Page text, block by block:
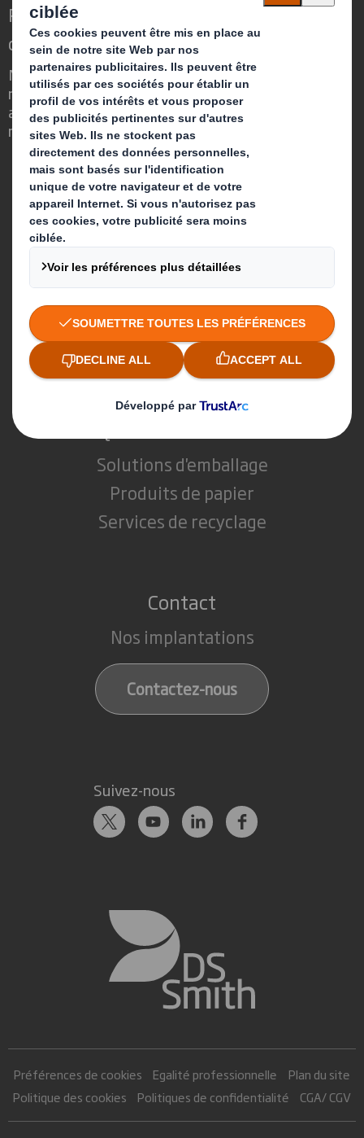
Repenser l’emballage pour un monde qui
change
Nous faisons la différence parce que
nous avons su voir en quoi l'emballage
avait un rôle important à jouer dans le
monde qui nous entoure.
Qui sommes-nous ?
Investisseurs
Développement durable
Actualité
Carrière
Solutions d'emballage
Produits de papier
Services de recyclage
Contact
Nos implantations
Contactez-nous
Suivez-nous
Préférences de cookies Egalité professionnelle
Plan du site
Politique des cookies
Politiques de confidentialité CGA/ CGV